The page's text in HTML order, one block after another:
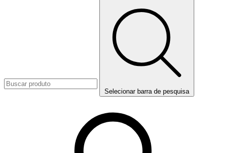
Selecionar barra de pesquisa